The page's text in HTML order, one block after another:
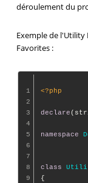
déroulement du
Exemple de l'Utility
Favorites :
1
2
3
4
5
6
7
8
9
<?php
declare
namespace
class
{